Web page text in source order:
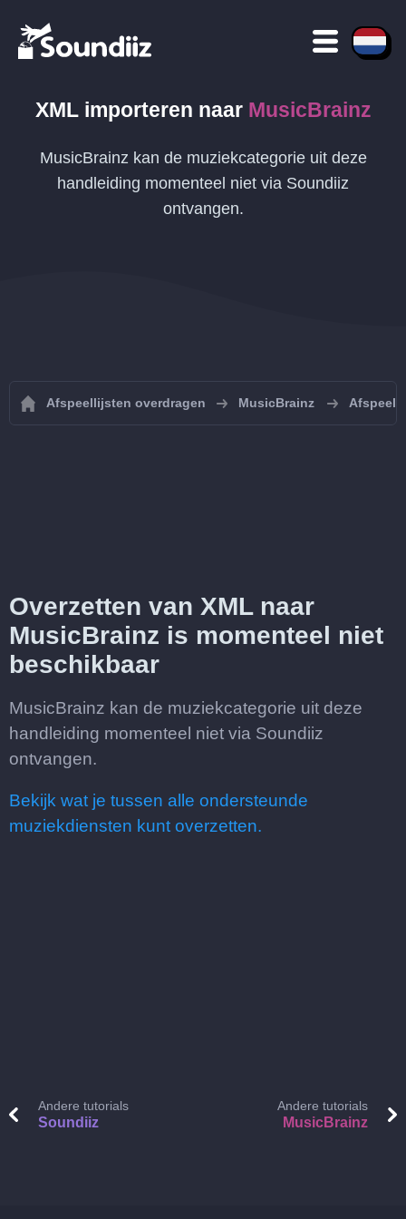
XMLimporteren naar MusicBrainz
MusicBrainz kan de muziekcategorie uit deze
handleiding momenteel niet via Soundiiz
ontvangen.
Afspeellijsten overdragen MusicBrainz
Overzetten van XML naar
MusicBrainz is momenteel niet
beschikbaar
MusicBrainz kan de muziekcategorie uit deze
handleiding momenteel niet via Soundiiz
ontvangen.
Bekijk wat je tussen alle ondersteunde
muziekdiensten kunt overzetten.
Andere tutorials
Soundiiz
Andere tutorials
MusicBrainz